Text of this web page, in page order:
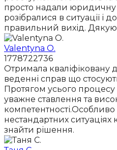
просто надали юридичну
розібралися в ситуації і
правильний вихід.
Valentyna O.
1778722736
Отримала кваліфіковану
веденні справ що
Протягом усього процесу
уважне ставлення та
компетентності.Особливо
нестандартних
знайти рішення.